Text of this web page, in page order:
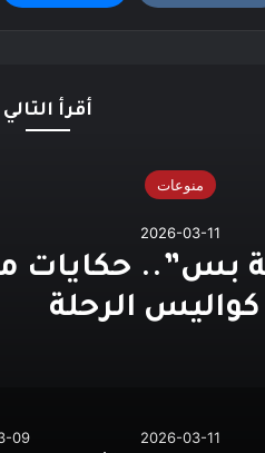
أقرأ التالي
2026-03-09
يعترض على
2026-03-11
09